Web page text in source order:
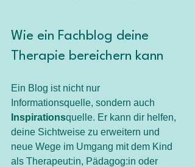
Wie ein Fachblog deine
Therapie bereichern kann
Ein Blog ist nicht nur
Informationsquelle, sondern auch
Inspirationsquelle. Er kann dir helfen,
deine Sichtweise zu erweitern und
neue Wege im Umgang mit dem Kind
als Therapeut:in, Pädagog:in oder